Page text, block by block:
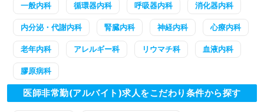
一般内科 循環器内科 呼吸器内科 消化器内科
内分泌・代謝内科 腎臓内科 神経内科 心療内科
老年内科 アレルギー科 リウマチ科 血液内科
膠原病科
医師非常勤(アルバイト)求人をこだわり条件から探す